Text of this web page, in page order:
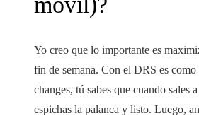
Yo creo que lo importante es
fin de semana. Con el DRS es como
changes, tú sabes que cuando sales
espichas la palanca y listo. Luego,